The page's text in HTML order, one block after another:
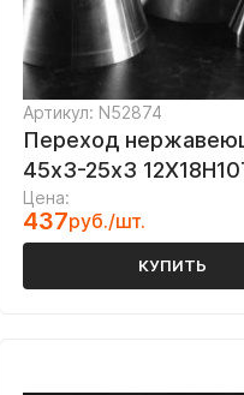
Артикул: N52874
Переход
45х3-25х3
Цена:
437руб./шт.
КУПИТЬ